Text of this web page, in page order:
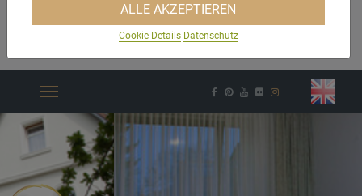
info@eiche-uelzen.de
ALLE AKZEPTIEREN
Cookie Details Datenschutz